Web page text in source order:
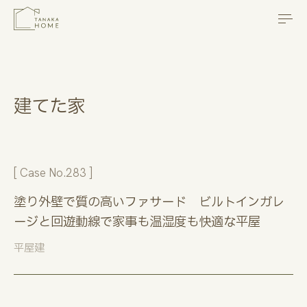
メ
建てた家
283
塗り外壁で質の高いファサード ビルトインガレ
ージと回遊動線で家事も温湿度も快適な平屋
平屋建